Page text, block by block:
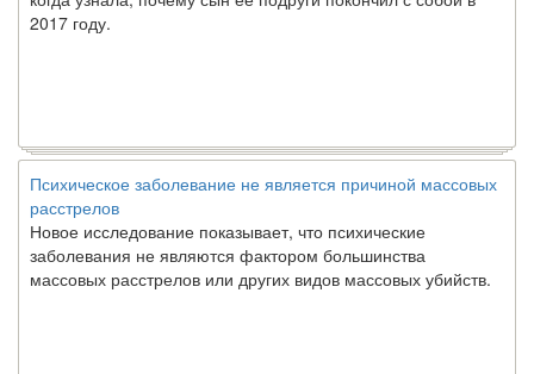
2017 году.
Психическое заболевание не является причиной массовых
расстрелов
Новое исследование показывает, что психические
заболевания не являются фактором большинства
массовых расстрелов или других видов массовых убийств.